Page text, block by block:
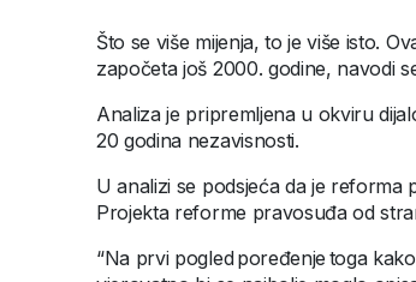
Što se više mijenja, to je više isto.
započeta još 2000. godine, navodi
Analiza je pripremljena u okviru
20 godina nezavisnosti.
U analizi se podsjeća da je
Projekta reforme pravosuđa od
“Na prvi pogled poređenje toga